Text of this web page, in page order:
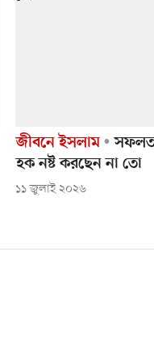
জীবনে ইসলাম
হক নষ্ট করছেন না তো
১১ জুলাই ২০২৬